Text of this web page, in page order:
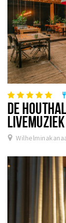
DE
LIVEMUZIEK